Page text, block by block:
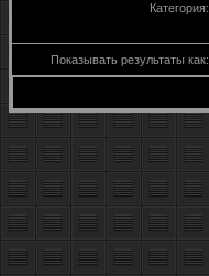
Категория:
Показывать результаты как: